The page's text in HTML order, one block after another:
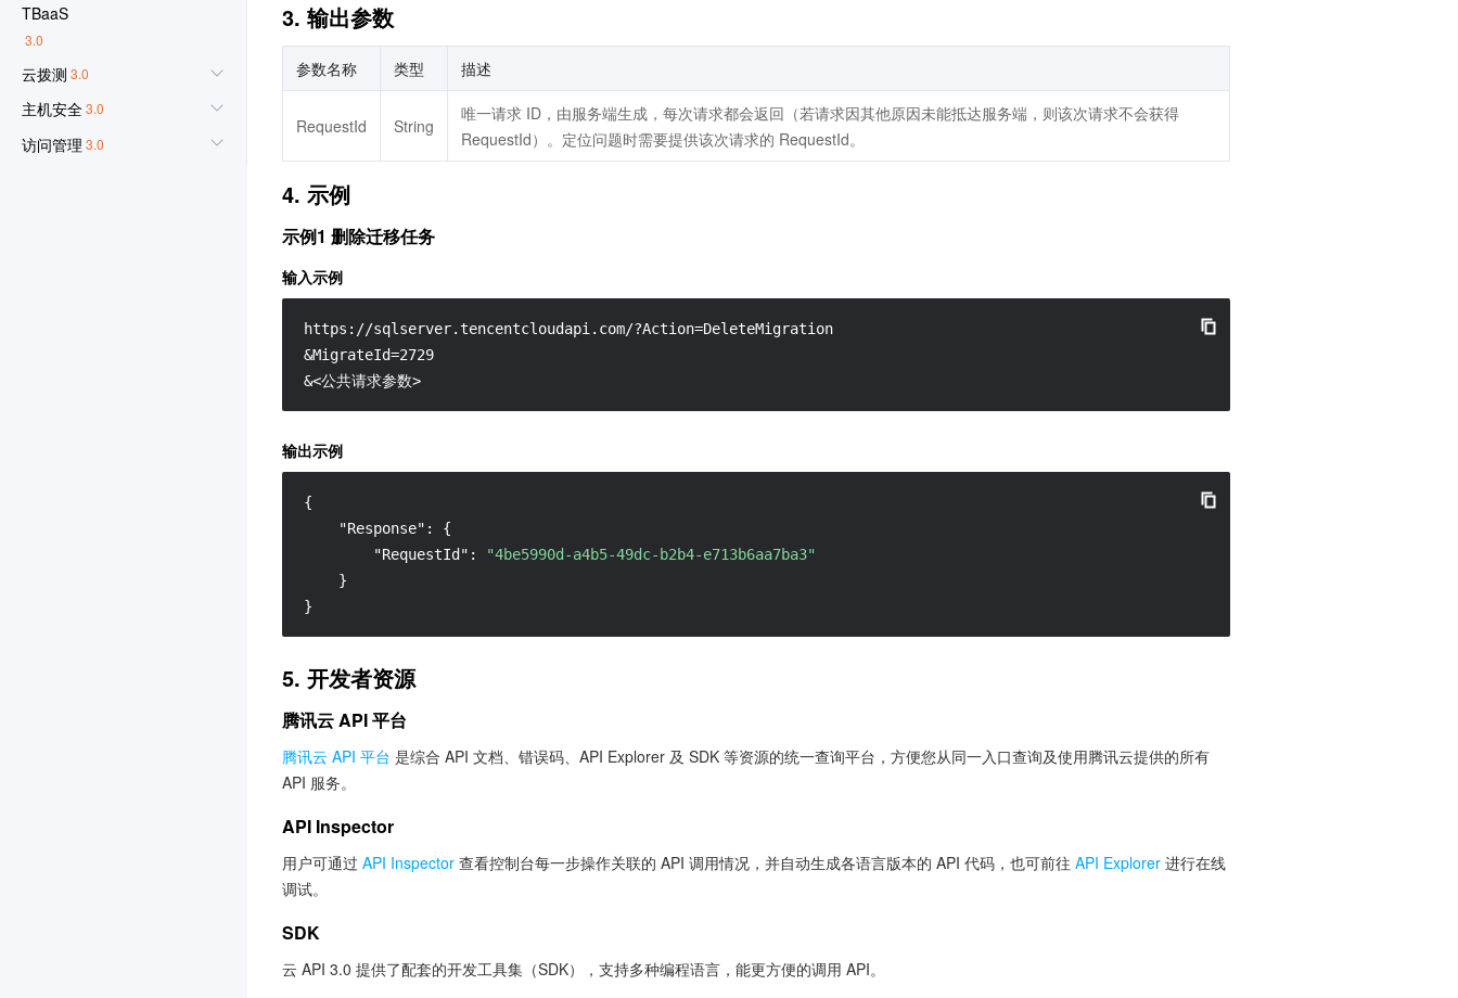
TBaaS
3.0
云拨测 3.0
主机安全3.0
访问管理 3.0
3. 输出参数
参数名称 类型 描述
RequestId String
唯一请求 ID，由服务端生成，每次请求都会返回（若请求因其他原因未能抵达服务端，则该次请求不会获得
RequestId）。定位问题时需要提供该次请求的 RequestId。
4. 示例
示例1 删除迁移任务
输入示例
https://sqlserver.tencentcloudapi.com/?Action=DeleteMigration
&MigrateId=2729
&<公共请求参数>
输出示例
{
"Response" :
{
"RequestId" :
"4be5990d-a4b5-49dc-b2b4-e713b6aa7ba3"
}
}
5. 开发者资源
腾讯云 API 平台
腾讯云 API 平台 是综合 API 文档、错误码、API Explorer 及 SDK 等资源的统一查询平台，方便您从同一入口查询及使用腾讯云提供的所有
API 服务。
API Inspector
用户可通过 API Inspector 查看控制台每一步操作关联的 API 调用情况，并自动生成各语言版本的 API 代码，也可前往 API Explorer 进行在线
调试。
SDK
云 API 3.0 提供了配套的开发工具集（SDK），支持多种编程语言，能更方便的调用 API。